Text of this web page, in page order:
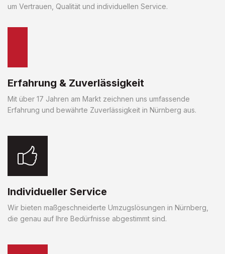
um Vertrauen, Qualität und individuellen Service.
Erfahrung & Zuverlässigkeit
Mit über 17 Jahren am Markt zeichnen uns umfassende
Erfahrung und bewährte Zuverlässigkeit in Nürnberg aus.
Individueller Service
Wir bieten maßgeschneiderte Umzugslösungen in Nürnberg,
die genau auf Ihre Bedürfnisse abgestimmt sind.